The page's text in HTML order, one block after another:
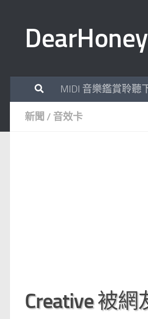
MIDI 音樂鑑賞聆聽
新聞 / 音效卡
Creative 被